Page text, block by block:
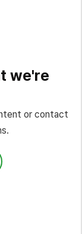
we're
or contact